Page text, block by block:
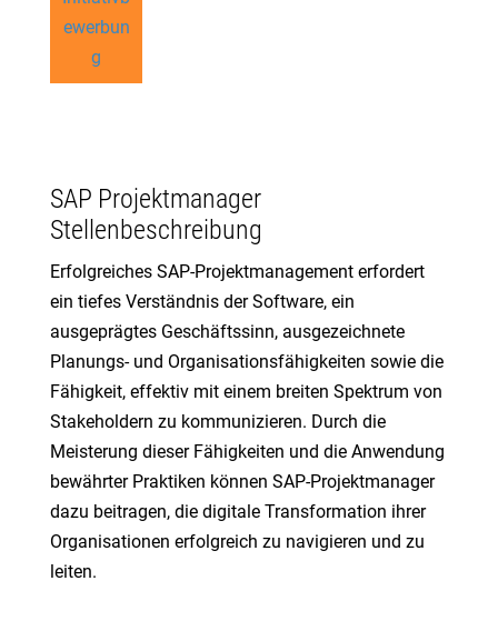
ewerbun
g
SAP Projektmanager
Stellenbeschreibung
Erfolgreiches SAP-Projektmanagement erfordert
ein tiefes Verständnis der Software, ein
ausgeprägtes Geschäftssinn, ausgezeichnete
Planungs- und Organisationsfähigkeiten sowie die
Fähigkeit, effektiv mit einem breiten Spektrum von
Stakeholdern zu kommunizieren. Durch die
Meisterung dieser Fähigkeiten und die Anwendung
bewährter Praktiken können SAP-Projektmanager
dazu beitragen, die digitale Transformation ihrer
Organisationen erfolgreich zu navigieren und zu
leiten.